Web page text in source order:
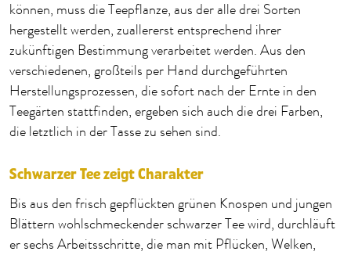
können, muss die Teepflanze, aus der alle drei Sorten
hergestellt werden, zuallererst entsprechend ihrer
zukünftigen Bestimmung verarbeitet werden. Aus den
verschiedenen, großteils per Hand durchgeführten
Herstellungsprozessen, die sofort nach der Ernte in den
Teegärten stattfinden, ergeben sich auch die drei Farben,
die letztlich in der Tasse zu sehen sind.
Schwarzer Tee zeigt Charakter
Bis aus den frisch gepflückten grünen Knospen und jungen
Blättern wohlschmeckender schwarzer Tee wird, durchläuft
er sechs Arbeitsschritte, die man mit Pflücken, Welken,